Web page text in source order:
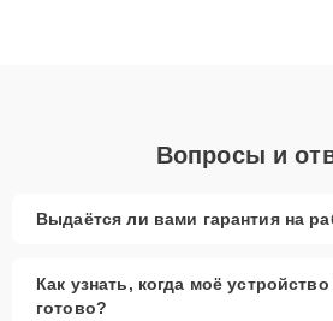
Вопросы и
Выдаётся ли вами гарантия на
Как узнать, когда моё
готово?